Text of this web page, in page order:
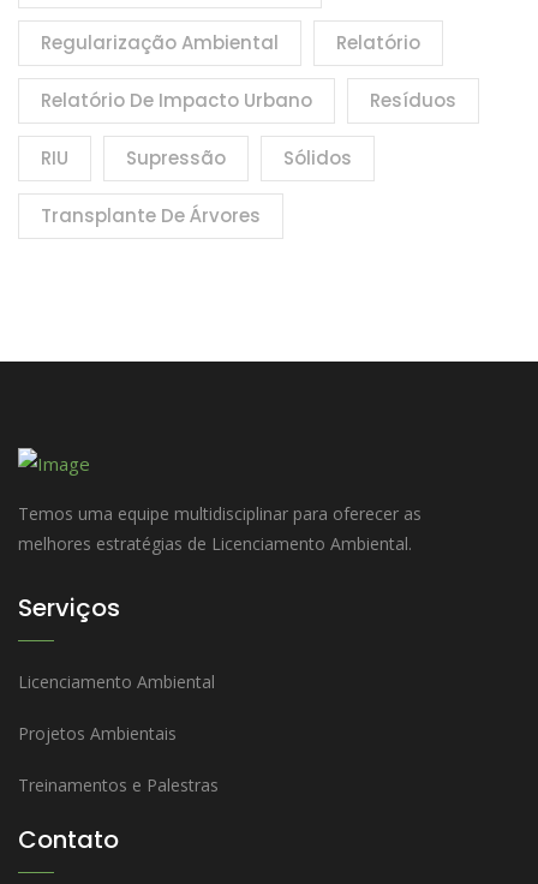
Regularização Ambiental Relatório
Relatório De Impacto Urbano Resíduos
RIU Supressão Sólidos
Transplante De Árvores
Temos uma equipe multidisciplinar para oferecer as
melhores estratégias de Licenciamento Ambiental.
Serviços
Licenciamento Ambiental
Projetos Ambientais
Treinamentos e Palestras
Contato